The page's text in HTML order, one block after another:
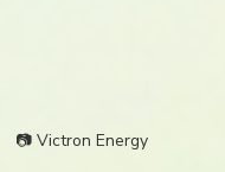
📷 Victron Energy